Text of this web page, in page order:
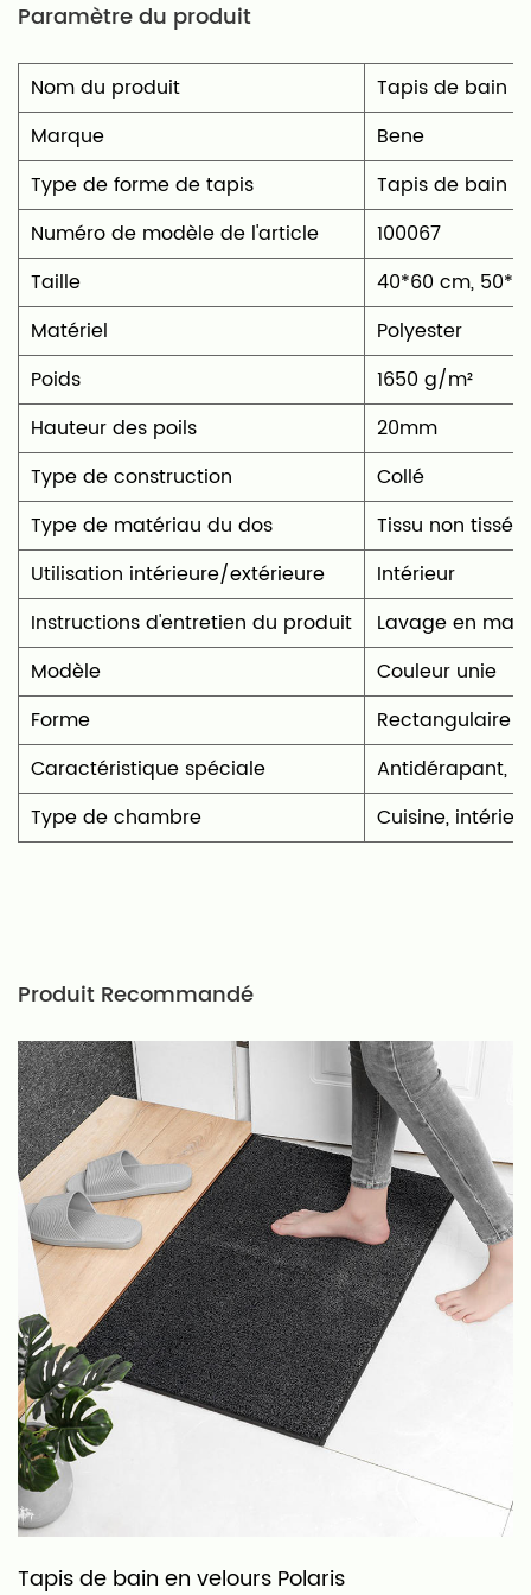
Paramètre du produit
Nom du produit
Tapis de bain
Marque
Bene
Type de forme de tapis
‎Tapis de bain
Numéro de modèle de l'article
100067
Taille
40*60 cm,
Matériel
‎Polyester
Poids
1650 g/m²
Hauteur des poils
20mm
Type de construction
Collé
Type de matériau du dos
Tissu non tissé
Utilisation intérieure/extérieure
‎Intérieur
Instructions d'entretien du produit
‎Lavage en
Modèle
Couleur unie
Forme
‎Rectangulaire
Caractéristique spéciale
‎Antidérapant,
Type de chambre
‎Cuisine,
Produit Recommandé
Tapis de bain en velours Polaris